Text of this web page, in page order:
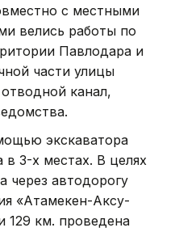
с местными
велись работы по
Павлодара и
части улицы
канал,
экскаватора
3-х местах. В целях
через автодорогу
«Атамекен-Аксу-
129 км. проведена